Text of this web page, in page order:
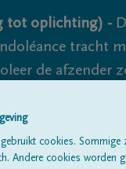
tot oplichting) -
tracht
de afzender
volledig uit te
cookies.
Andere cookies worden